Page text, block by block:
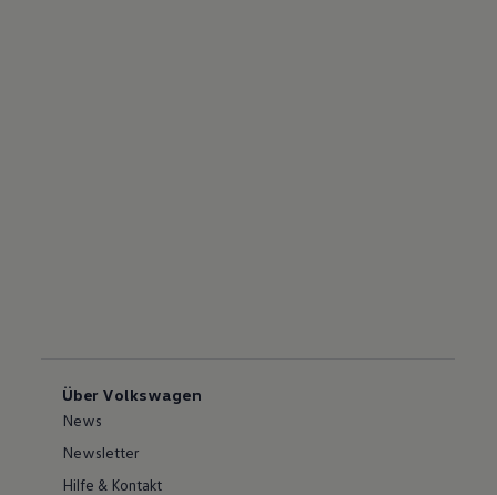
Über Volkswagen
News
Newsletter
Hilfe & Kontakt